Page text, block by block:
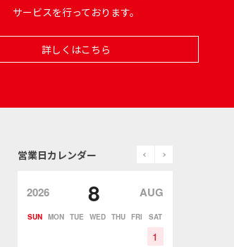
サービスを行っております。
詳しくはこちら
営業日カレンダー prev
2026 8 AUG
SUN MON TUE WED THU FRI SAT
1